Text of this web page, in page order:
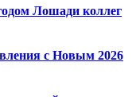
Лошади коллег
с Новым 2026